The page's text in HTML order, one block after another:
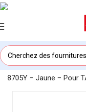
Accueil/KAPIA OFFICE
8705Y – Jaune – Pour